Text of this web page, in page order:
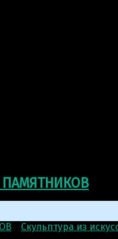
ПАМЯТНИКОВ
Скульптура из